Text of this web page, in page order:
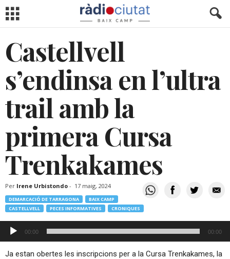
Castellvell
s’endinsa en l’ultra
trail amb la
primera Cursa
Trenkakames
Per Irene Urbistondo - 17 maig, 2024
DEMARCACIÓ DE TARRAGONA
BAIX CAMP
CASTELLVELL
PECES INFORMATIVES CRONIQUES
Reproductor
d'àudio
00:00 00:00
Ja estan obertes les inscripcions per a la Cursa Trenkakames, la